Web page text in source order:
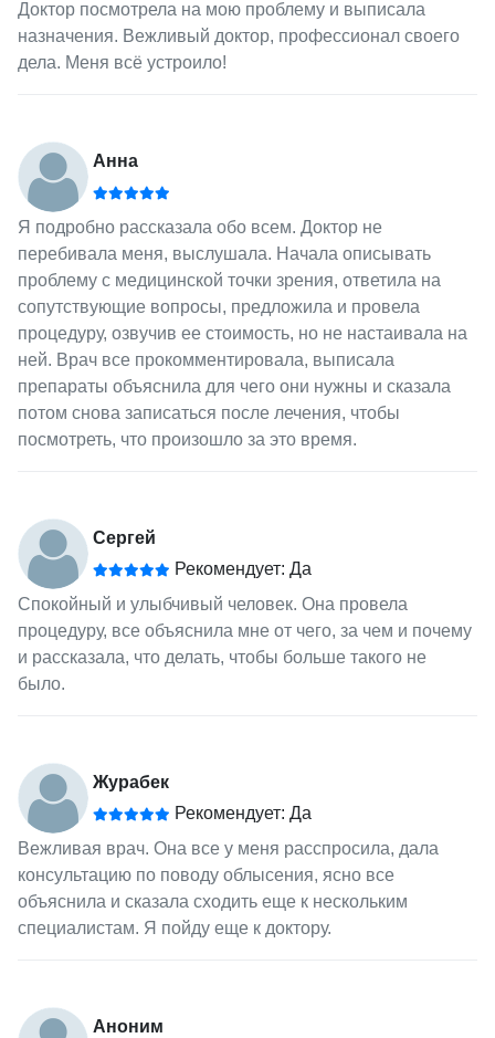
Доктор посмотрела на мою проблему и выписала
назначения. Вежливый доктор, профессионал своего
дела. Меня всё устроило!
Анна
Я подробно рассказала обо всем. Доктор не
перебивала меня, выслушала. Начала описывать
проблему с медицинской точки зрения, ответила на
сопутствующие вопросы, предложила и провела
процедуру, озвучив ее стоимость, но не настаивала на
ней. Врач все прокомментировала, выписала
препараты объяснила для чего они нужны и сказала
потом снова записаться после лечения, чтобы
посмотреть, что произошло за это время.
Сергей
Рекомендует: Да
Спокойный и улыбчивый человек. Она провела
процедуру, все объяснила мне от чего, за чем и почему
и рассказала, что делать, чтобы больше такого не
было.
Журабек
Рекомендует: Да
Вежливая врач. Она все у меня расспросила, дала
консультацию по поводу облысения, ясно все
объяснила и сказала сходить еще к нескольким
специалистам. Я пойду еще к доктору.
Аноним